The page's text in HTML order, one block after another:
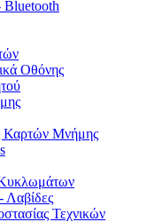
Bluetooth
Οθόνης
Καρτών Μνήμης
Λαβίδες
Τεχνικών